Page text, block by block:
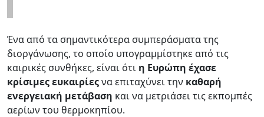
Ένα από τα σημαντικότερα συμπεράσματα της
διοργάνωσης, το οποίο υπογραμμίστηκε από τις
καιρικές συνθήκες, είναι ότι η Ευρώπη έχασε
κρίσιμες ευκαιρίεςνα επιταχύνει την καθαρή
ενεργειακή μετάβαση και να μετριάσει τις εκπομπές
αερίων του θερμοκηπίου.